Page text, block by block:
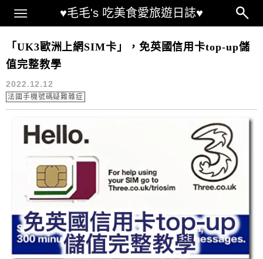
♥毛毛's 吃美食愛旅遊日誌♥
Main Menu
歐洲網路推薦
「UK3歐洲上網SIM卡」，免英國信用卡top-up儲
值完整教學
2022.12.12
法國手機號碼疑難雜症